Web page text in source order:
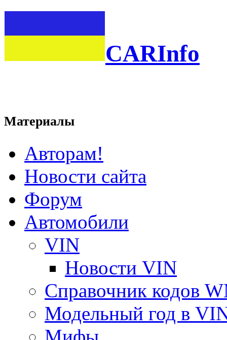
CARInfo
Материалы
Авторам!
Новости сайта
Форум
Автомобили
VIN
Новости VIN
Справочник кодов
Модельный год в